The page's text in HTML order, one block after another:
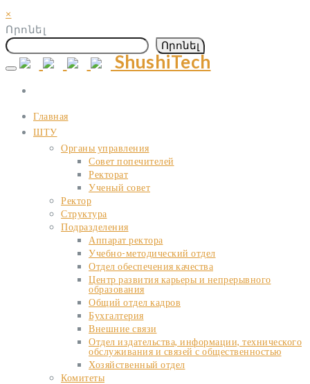
×
Որոնել
Որոնել
Skip
content
ShushiTech
Главная
ШТУ
Органы управления
Совет попечителей
Ректорат
Ученый совет
Ректор
Структура
Подразделения
Аппарат ректора
Учебно-методический отдел
Отдел обеспечения качества
Центр развития карьеры и непрерывного
образования
Общий отдел кадров
Бухгалтерия
Внешние связи
Отдел издательства, информации, технического
обслуживания и связей с общественностью
Хозяйственный отдел
Комитеты